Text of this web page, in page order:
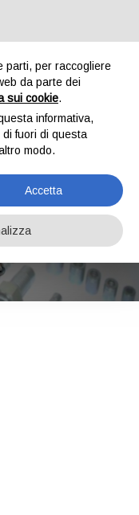
TAPPO MASCHIO METRICO
parti, per raccogliere
da parte dei
sui cookie.
informativa,
fuori di questa
modo.
Accetta